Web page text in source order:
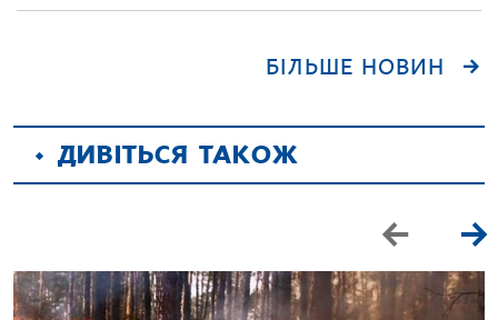
БІЛЬШЕ НОВИН
ДИВІТЬСЯ ТАКОЖ